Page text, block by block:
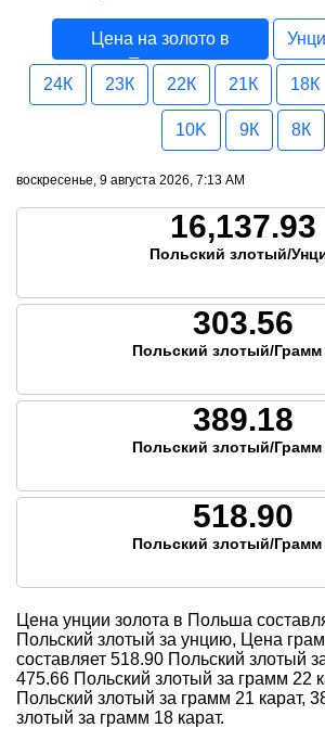
Цена на золото в
Польша
24К 23К 22К 21К 18К
10K 9К 8К
воскресенье, 9 августа 2026, 7:13 AM
16,137.93
Польский злотый/
303.56
Польский злотый/Грамм
389.18
Польский злотый/Грамм
518.90
Польский злотый/Грамм
Цена унции золота в Польша
Польский злотый за унцию, Цена
составляет 518.90 Польский злотый
475.66 Польский злотый за грамм 22
Польский злотый за грамм 21 карат,
злотый за грамм 18 карат.